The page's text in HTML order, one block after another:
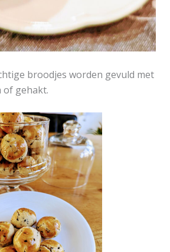
broodjes worden gevuld met
of gehakt.